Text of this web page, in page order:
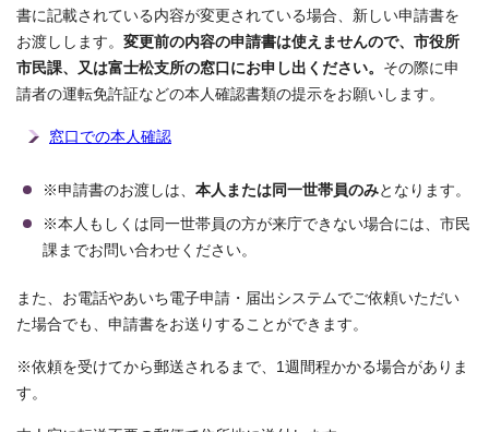
書に記載されている内容が変更されている場合、新しい申請書を
お渡しします。 変更前の内容の申請書は使えませんので、市役所
市民課、又は富士松支所の窓口にお申し出ください。 その際に申
請者の運転免許証などの本人確認書類の提示をお願いします。
窓口での本人確認
※申請書のお渡しは、 本人または同一世帯員のみとなります。
※本人もしくは同一世帯員の方が来庁できない場合には、市民
課までお問い合わせください。
また、お電話やあいち電子申請・届出システムでご依頼いただい
た場合でも、申請書をお送りすることができます。
※依頼を受けてから郵送されるまで、1週間程かかる場合がありま
す。